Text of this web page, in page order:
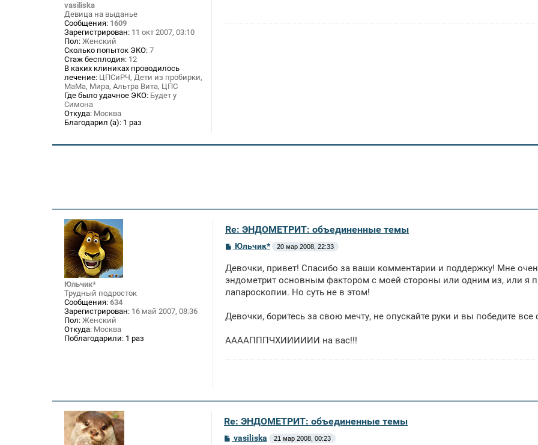
vasiliska
Девица на выданье
Сообщения: 1609
Зарегистрирован: 11 окт 2007, 03:10
Пол: Женский
Сколько попыток ЭКО: 7
Стаж бесплодия: 12
В каких клиниках проводилось
лечение: ЦПСиРЧ, Дети из пробирки,
МаМа, Мира, Альтра Вита, ЦПС
Где было удачное ЭКО: Будет у
Симона
Откуда: Москва
Благодарил (а): 1 раз
Юльчик*
Трудный подросток
Сообщения: 634
Зарегистрирован: 16 май 2007, 08:36
Пол: Женский
Откуда: Москва
Поблагодарили: 1 раз
Re: ЭНДОМЕТРИТ: объединенные темы
С
б
щ
е
н
Юльчик* 20 мар 2008, 22:33
Девочки, привет! Спасибо за ваши комментарии и поддержку! Мне
эндометрит основным фактором с моей стороны или одним из, или я
лапароскопии. Но суть не в этом!
Девочки, боритесь за свою мечту, не опускайте руки и вы победите
ААААПППЧХИИИИИИ на вас!!!
Re: ЭНДОМЕТРИТ: объединенные темы
Сvasiliska 21 мар 2008, 00:23